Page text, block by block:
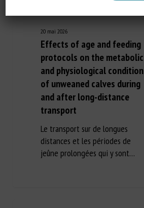
20 mai 2026
Effects of age and feeding
protocols on the metabolic
and physiological condition
of unweaned calves during
and after long-distance
transport
Le transport sur de longues
distances et les périodes de
jeûne prolongées qui y sont…